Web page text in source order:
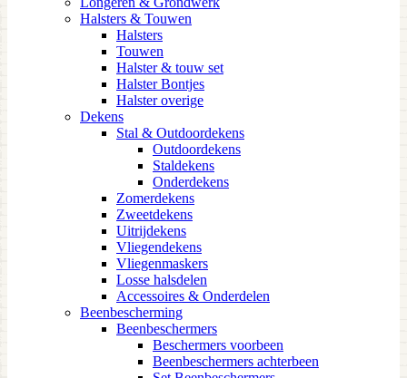
Halsters & Touwen
Halsters
Touwen
Halster & touw set
Halster Bontjes
Halster overige
Dekens
Stal & Outdoordekens
Outdoordekens
Staldekens
Onderdekens
Zomerdekens
Zweetdekens
Uitrijdekens
Vliegendekens
Vliegenmaskers
Losse halsdelen
Accessoires & Onderdelen
Beenbescherming
Beenbeschermers
Beschermers voorbeen
Beenbeschermers achterbeen